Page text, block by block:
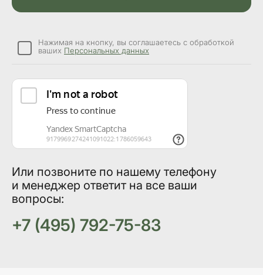
Или позвоните по нашему телефону
и менеджер ответит на все ваши
вопросы:
+7 (495) 792-75-83
Нажимая на кнопку, вы соглашаетесь с обработкой
ваших Персональных данных